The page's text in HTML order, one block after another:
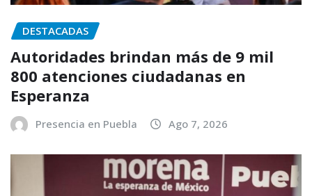
DESTACADAS
Autoridades brindan más de 9 mil
800 atenciones ciudadanas en
Esperanza
Presencia en Puebla Ago 7, 2026